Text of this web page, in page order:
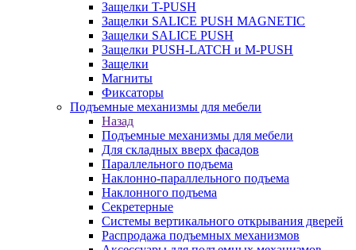
Защелки T-PUSH
Защелки SALICE PUSH MAGNETIC
Защелки SALICE PUSH
Защелки PUSH-LATCH и M-PUSH
Защелки
Магниты
Фиксаторы
Подъемные механизмы для мебели
Назад
Подъемные механизмы для мебели
Для складных вверх фасадов
Параллельного подъема
Наклонно-параллельного подъема
Наклонного подъема
Секретерные
Системы вертикального открывания дверей
Распродажа подъемных механизмов